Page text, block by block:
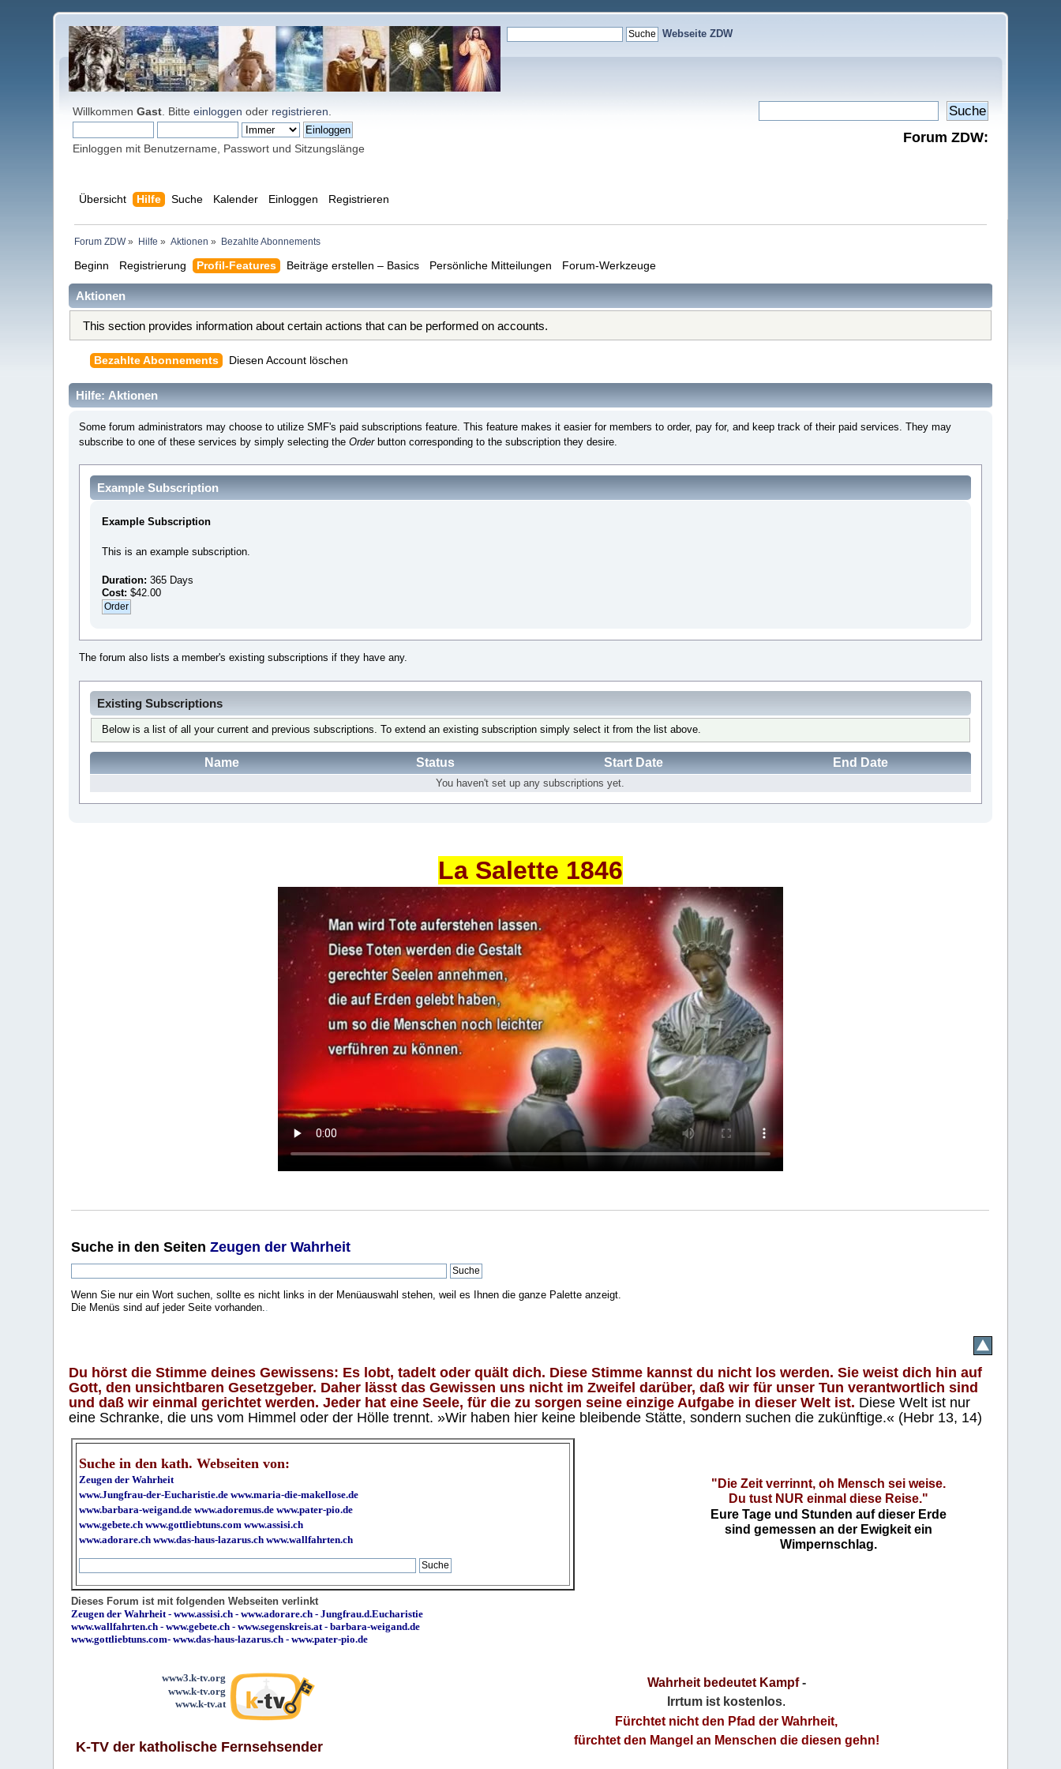
Webseite ZDW
WillkommenGast . Bitteeinloggen oder registrieren
Einloggen mit Benutzername, Passwort und Sitzungslänge
Forum ZDW:
Übersicht Hilfe Suche Kalender Einloggen Registrieren
Forum ZDW» Hilfe » Aktionen » Bezahlte Abonnements
Beginn Registrierung Profil-Features Beiträge erstellen – Basics Persönliche Mitteilungen Forum-Werkzeuge
Aktionen
This section provides information about certain actions that can be performed on accounts.
Bezahlte Abonnements Diesen Account löschen
Hilfe: Aktionen
Some forum administrators may choose to utilize SMF's paid subscriptions feature. This feature makes it easier for members to order, pay for, and keep track of their paid services. They may
subscribe to one of these services by simply selecting the Orderbutton corresponding to the subscription they desire.
Example Subscription
Example Subscription
This is an example subscription.
Duration: 365 Days
Cost: $42.00
The forum also lists a member's existing subscriptions if they have any.
Existing Subscriptions
Below is a list of all your current and previous subscriptions. To extend an existing subscription simply select it from the list above.
Name Status Start Date End Date
You haven't set up any subscriptions yet.
La Salette 1846
Suche in den SeitenZeugen der Wahrheit
Wenn Sie nur ein Wort suchen, sollte es nicht links in der Menüauswahl stehen, weil es Ihnen die ganze Palette anzeigt.
Die Menüs sind auf jeder Seite vorhanden..
Du hörst die Stimme deines Gewissens: Es lobt, tadelt oder quält dich. Diese Stimme kannst du nicht los werden. Sie weist dich hin auf
Gott, den unsichtbaren Gesetzgeber. Daher lässt das Gewissen uns nicht im Zweifel darüber, daß wir für unser Tun verantwortlich sind
und daß wir einmal gerichtet werden. Jeder hat eine Seele, für die zu sorgen seine einzige Aufgabe in dieser Welt ist. Diese Welt ist nur
eine Schranke, die uns vom Himmel oder der Hölle trennt. »Wir haben hier keine bleibende Stätte, sondern suchen die zukünftige.« (Hebr 13, 14)
Suche in den kath. Webseiten von:
Zeugen der Wahrheit
www.Jungfrau-der-Eucharistie.de www.maria-die-makellose.de
www.barbara-weigand.de www.adoremus.de www.pater-pio.de
www.gebete.ch www.gottliebtuns.com www.assisi.ch
www.adorare.ch www.das-haus-lazarus.ch www.wallfahrten.ch
"Die Zeit verrinnt, oh Mensch sei weise.
Du tust NUR einmal diese Reise."
Eure Tage und Stunden auf dieser Erde
sind gemessen an der Ewigkeit ein
Wimpernschlag.
Dieses Forum ist mit folgenden Webseiten verlinkt
Zeugen der Wahrheit-www.assisi.ch -www.adorare.ch -Jungfrau.d.Eucharistie
www.wallfahrten.ch -www.gebete.ch -www.segenskreis.at-barbara-weigand.de
www.gottliebtuns.com-www.das-haus-lazarus.ch - www.pater-pio.de
www3.k-tv.org
www.k-tv.org
www.k-tv.at
K-TV der katholische Fernsehsender
Wahrheit bedeutet Kampf-
Irrtum ist kostenlos.
Fürchtet nicht den Pfad der Wahrheit,
fürchtet den Mangel an Menschen die diesen gehn!